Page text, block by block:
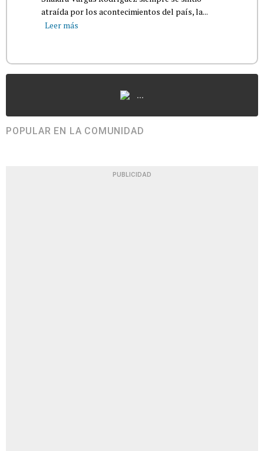
atraída por los acontecimientos del país, la...
Leer más
...
POPULAR EN LA COMUNIDAD
PUBLICIDAD